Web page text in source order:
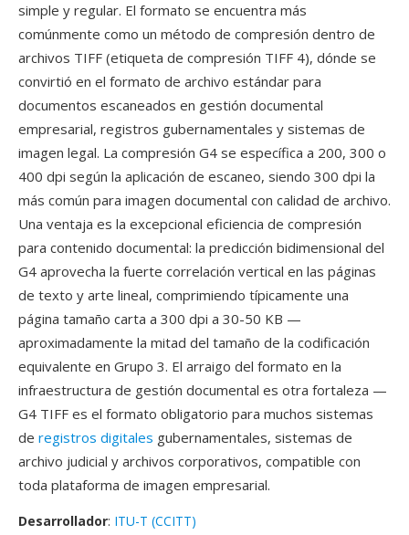
simple y regular. El formato se encuentra más
comúnmente como un método de compresión dentro de
archivos TIFF (etiqueta de compresión TIFF 4), dónde se
convirtió en el formato de archivo estándar para
documentos escaneados en gestión documental
empresarial, registros gubernamentales y sistemas de
imagen legal. La compresión G4 se específica a 200, 300 o
400 dpi según la aplicación de escaneo, siendo 300 dpi la
más común para imagen documental con calidad de archivo.
Una ventaja es la excepcional eficiencia de compresión
para contenido documental: la predicción bidimensional del
G4 aprovecha la fuerte correlación vertical en las páginas
de texto y arte lineal, comprimiendo típicamente una
página tamaño carta a 300 dpi a 30-50 KB —
aproximadamente la mitad del tamaño de la codificación
equivalente en Grupo 3. El arraigo del formato en la
infraestructura de gestión documental es otra fortaleza —
G4 TIFF es el formato obligatorio para muchos sistemas
de registros digitales gubernamentales, sistemas de
archivo judicial y archivos corporativos, compatible con
toda plataforma de imagen empresarial.
Desarrollador: ITU-T (CCITT)